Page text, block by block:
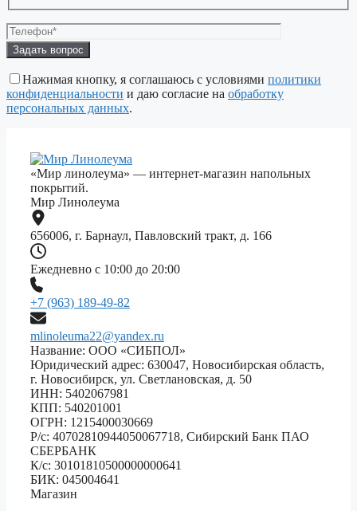
Оставьте
это
поле
пустым.
Нажимая кнопку, я соглашаюсь с условиями политики
конфиденциальности и даю согласие на обработку
персональных данных.
«Мир линолеума» — интернет-магазин напольных
покрытий.
Мир Линолеума
656006, г. Барнаул, Павловский тракт, д. 166
Ежедневно с 10:00 до 20:00
+7 (963) 189-49-82
mlinoleuma22@yandex.ru
Название: ООО «СИБПОЛ»
Юридический адрес: 630047, Новосибирская область,
г. Новосибирск, ул. Светлановская, д. 50
ИНН: 5402067981
КПП: 540201001
ОГРН: 1215400030669
Р/с: 40702810944050067718, Сибирский Банк ПАО
СБЕРБАНК
К/с: 30101810500000000641
БИК: 045004641
Магазин